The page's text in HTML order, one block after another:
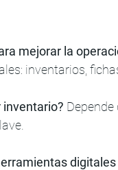
mejorar la
inventarios,
inventario?